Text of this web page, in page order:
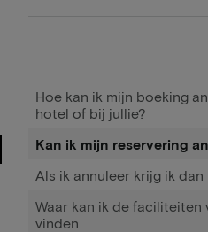
Hoe kan ik mijn boeking
hotel of bij jullie?
Kan ik mijn reservering
Als ik annuleer krijg ik
Waar kan ik de faciliteiten
vinden